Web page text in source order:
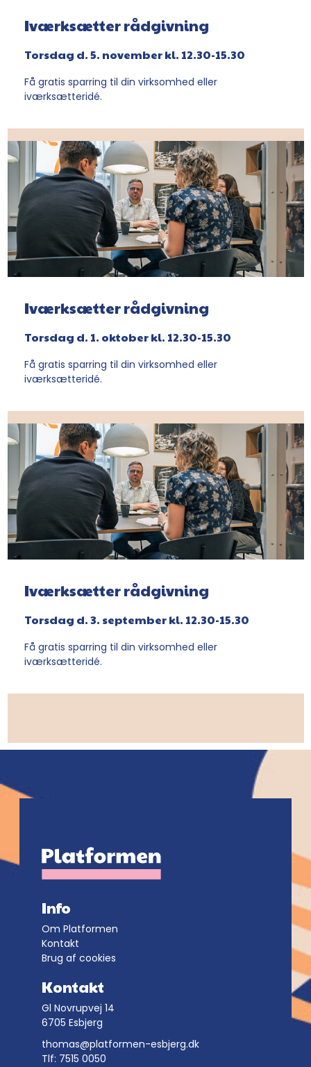
Iværksætter rådgivning
Torsdag d. 5. november kl. 12.30-15.30
Få gratis sparring til din virksomhed eller
iværksætteridé.
Iværksætter rådgivning
Torsdag d. 1. oktober kl. 12.30-15.30
Få gratis sparring til din virksomhed eller
iværksætteridé.
Iværksætter rådgivning
Torsdag d. 3. september kl. 12.30-15.30
Få gratis sparring til din virksomhed eller
iværksætteridé.
Info
Om Platformen
Kontakt
Brug af cookies
Kontakt
Gl Novrupvej 14
6705 Esbjerg
thomas@platformen-esbjerg.dk
Tlf: 7515 0050